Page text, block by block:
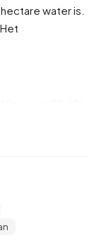
water is.
zijn 45 tot 65
en
Nederland,
buiten